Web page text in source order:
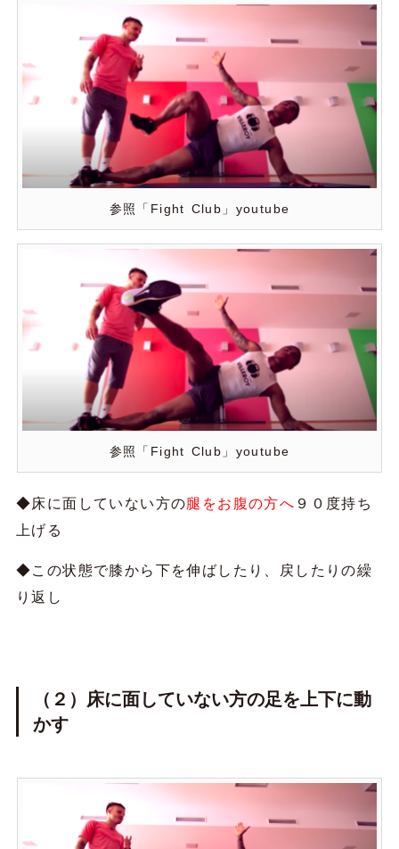
参照「Fight Club」youtube
参照「Fight Club」youtube
◆床に面していない方の腿をお腹の方へ ９０度持ち
上げる
◆この状態で膝から下を伸ばしたり、戻したりの繰
り返し
（２）床に面していない方の足を上下に動
かす